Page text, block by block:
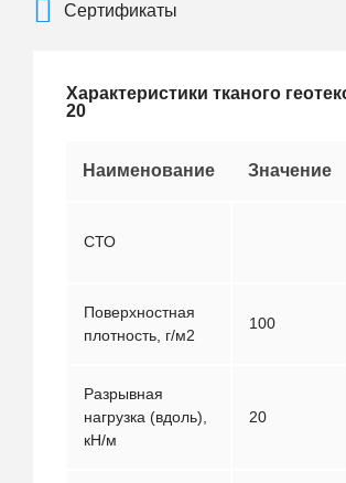
Сертификаты
Характеристики тканого
20
Наименование Значение
СТО
Поверхностная
плотность, г/м2
100
Разрывная
нагрузка (вдоль),
кН/м
20